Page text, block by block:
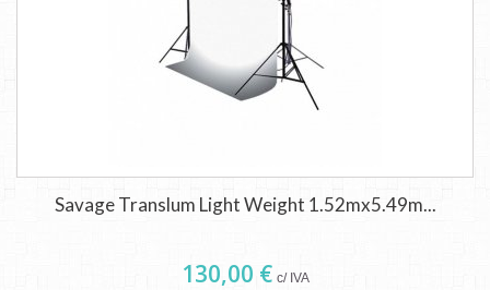
Savage Translum Light Weight 1.52mx5.49m...
130,00 € c/ IVA